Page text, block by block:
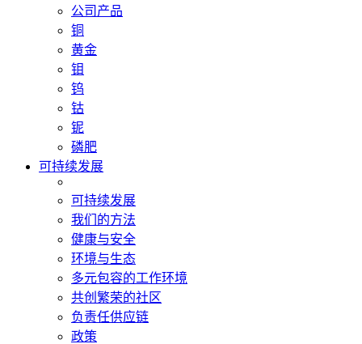
公司产品
铜
黄金
钼
钨
钴
铌
磷肥
可持续发展
可持续发展
我们的方法
健康与安全
环境与生态
多元包容的工作环境
共创繁荣的社区
负责任供应链
政策